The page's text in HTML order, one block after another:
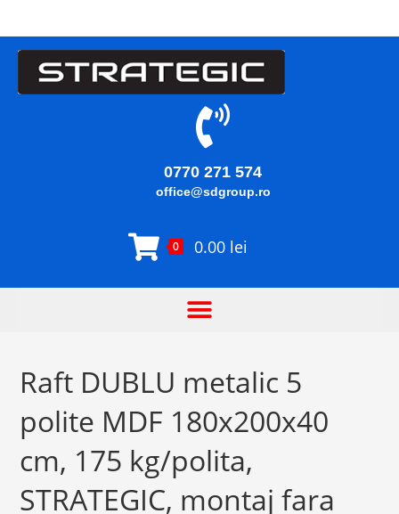
0770 271 574
office@sdgroup.ro
0 0.00 lei
Raft DUBLU metalic 5
polite MDF 180x200x40
cm, 175 kg/polita,
STRATEGIC, montaj fara